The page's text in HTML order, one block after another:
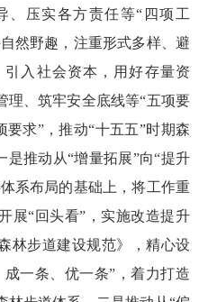
、压实各方责任等“四项工
然野趣，注重形式多样、避
入社会资本，用好存量资
理、筑牢安全底线等“五项要
要求”，推动“十五五”时期森
是推动从“增量拓展”向“提升
系布局的基础上，将工作重
展“回头看”，实施改造提升
林步道建设规范》，精心设
一条、优一条”，着力打造